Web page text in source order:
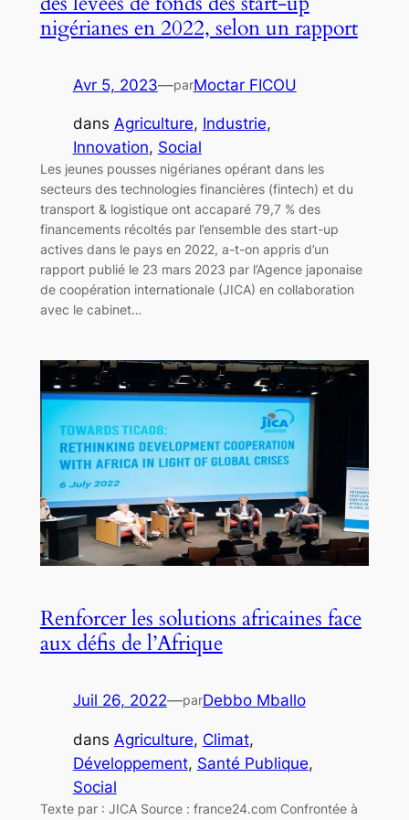
nigérianes en 2022, selon un rapport
Avr 5, 2023—parMoctar FICOU
dans Agriculture, Industrie
Innovation, Social
Les jeunes pousses nigérianes opérant dans les
secteurs des technologies financières (fintech) et du
transport & logistique ont accaparé 79,7 % des
financements récoltés par l’ensemble des start-up
actives dans le pays en 2022, a-t-on appris d’un
rapport publié le 23 mars 2023 par l’Agence japonaise
de coopération internationale (JICA) en collaboration
avec le cabinet…
Renforcer les solutions africaines face
aux défis de l’Afrique
Juil 26, 2022—parDebbo Mballo
dans Agriculture, Climat
Développement, Santé Publique
Social
Texte par : JICA Source : france24.com Confrontée à